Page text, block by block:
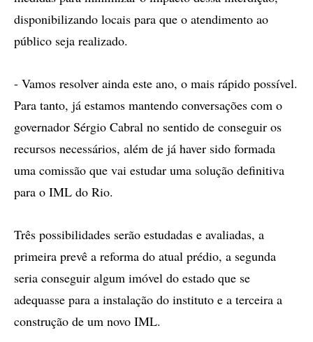
disponibilizando locais para que o atendimento ao
público seja realizado.
- Vamos resolver ainda este ano, o mais rápido possível.
Para tanto, já estamos mantendo conversações com o
governador Sérgio Cabral no sentido de conseguir os
recursos necessários, além de já haver sido formada
uma comissão que vai estudar uma solução definitiva
para o IML do Rio.
Três possibilidades serão estudadas e avaliadas, a
primeira prevê a reforma do atual prédio, a segunda
seria conseguir algum imóvel do estado que se
adequasse para a instalação do instituto e a terceira a
construção de um novo IML.